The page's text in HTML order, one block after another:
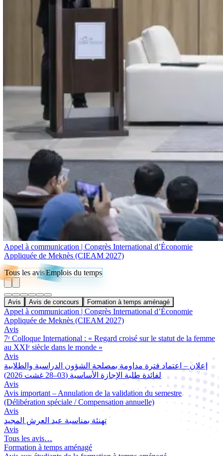
Appel à communication | Congrès International d’Économie
Appliquée de Meknès (CIEAM 2027)
Tous les avisEmplois du temps
Avis Avis de concours Formation à temps aménagé
Appel à communication | Congrès International d’Économie
Appliquée de Meknès (CIEAM 2027)
Avis
7ᵉ Colloque International : « Regard croisé sur le statut de la femme
au XXIᵉ siècle dans le monde »
Avis
إعلان – اعتماد فترة مداومة بمصلحة الشؤون الدراسية والطلابية
لفائدة طلبة الإجازة الأساسية (03–28 غشت 2026)
Avis
Avis important – Annulation de la validation du semestre
(Délibération spéciale / Compensation annuelle)
Avis
تهنئة بمناسبة عيد العرش المجيد
Avis
Tous les avis…
Formation à temps aménagé